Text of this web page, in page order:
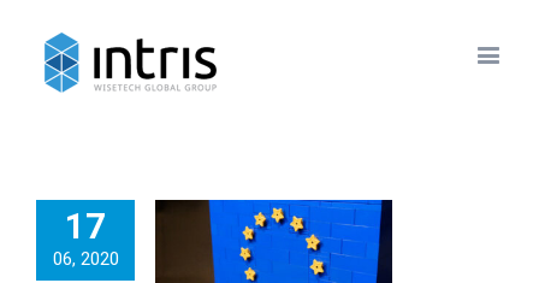
17
06, 2020